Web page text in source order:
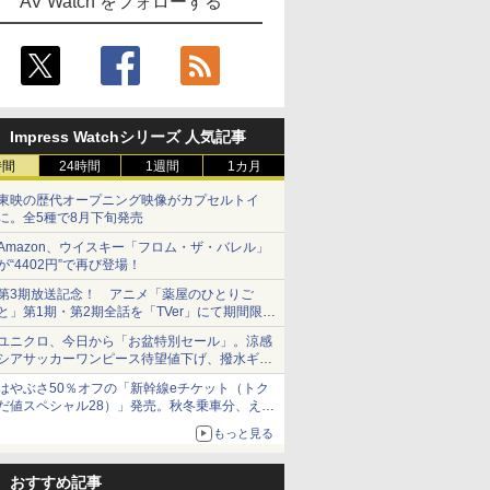
Impress Watchシリーズ 人気記事
24時間 1週間 1カ月
映の歴代オープニング映像がカプセルトイ
。全5種で8月下旬発売
、ウイスキー「フロム・ザ・バレル」
“4402円”で再び登場！
3期放送記念！ アニメ「薬屋のひとりご
」第1期・第2期全話を「TVer」にて期間限定
順次無料配信開始
ニクロ、今日から「お盆特別セール」。涼感
アサッカーワンピース待望値下げ、撥水ギア
ョーツは1990円に
やぶさ50％オフの「新幹線eチケット（トク
値スペシャル28）」発売。秋冬乗車分、えき
もっと見る
おすすめ記事